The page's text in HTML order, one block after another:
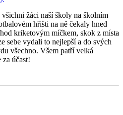
žáci naší školy na školním
hřišti na ně čekaly hned
kriketovým míčkem, skok z místa
sebe vydali to nejlepší a do svých
všechno. Všem patří velká
za účast!